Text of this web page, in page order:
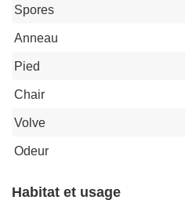
Spores
Anneau
Pied
Chair
Volve
Odeur
Habitat et usage